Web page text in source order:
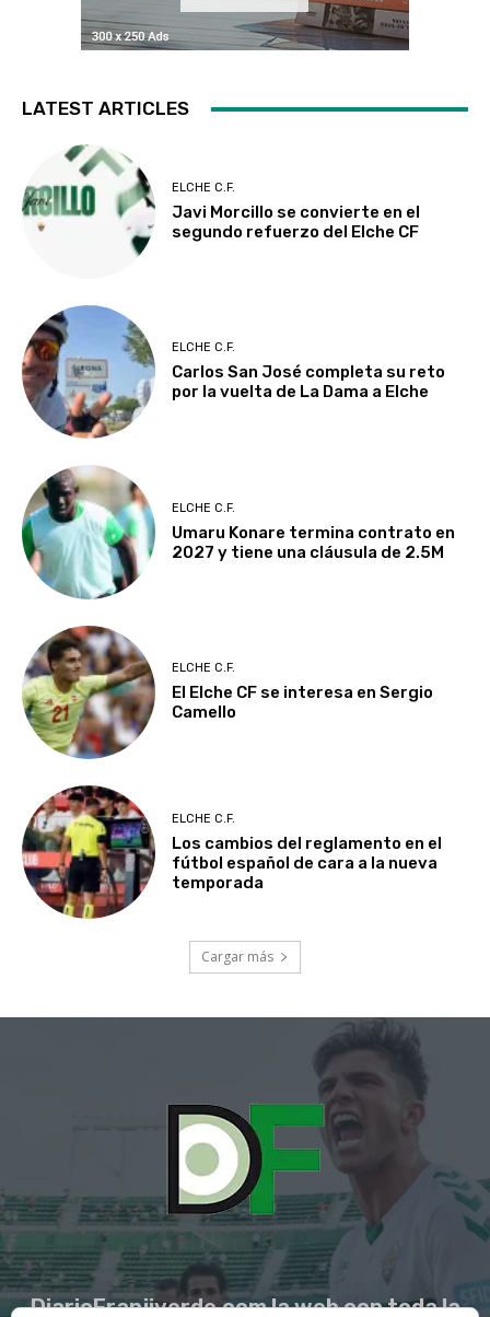
LATEST ARTICLES
ELCHE C.F.
Javi Morcillo se convierte en el
segundo refuerzo del Elche CF
ELCHE C.F.
Carlos San José completa su reto
por la vuelta de La Dama a Elche
ELCHE C.F.
Umaru Konare termina contrato en
2027 y tiene una cláusula de 2.5M
ELCHE C.F.
El Elche CF se interesa en Sergio
Camello
ELCHE C.F.
Los cambios del reglamento en el
fútbol español de cara a la nueva
temporada
Cargar más
DiarioFranjiverde.com la web con toda la